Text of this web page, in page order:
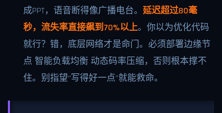
成PPT，语音断得像广播电台。 延迟超过80毫
秒，流失率直接飙到70%以上。你以为优化代码
就行？错，底层网络才是命门。必须部署边缘节
点 智能负载均衡 动态码率压缩，否则根本撑不
住。别指望“写得好一点”就能救命。